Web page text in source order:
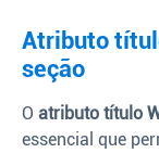
Atributo
seção
O atributo título
essencial que